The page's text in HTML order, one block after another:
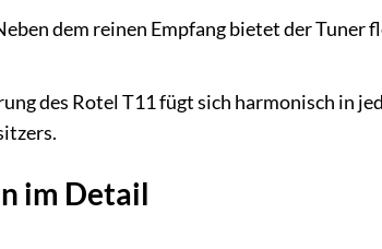
dem reinen Empfang bietet der Tuner
des Rotel T11 fügt sich harmonisch in
im Detail